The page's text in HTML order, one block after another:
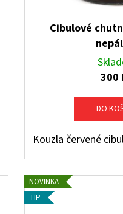
Cibulové
300
DO
Kouzla červené
NOVINKA
TIP